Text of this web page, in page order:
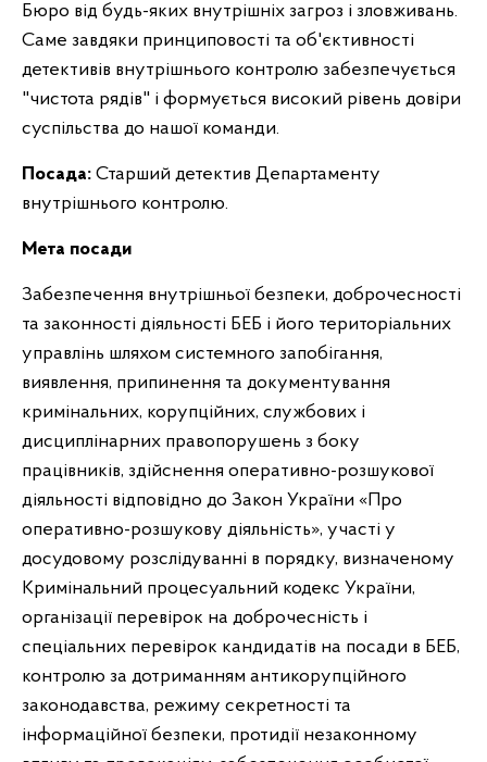
Бюро від будь-яких внутрішніх загроз і зловживань.
Саме завдяки принциповості та об'єктивності
детективів внутрішнього контролю забезпечується
"чистота рядів" і формується високий рівень довіри
суспільства до нашої команди.
Посада: Старший детектив Департаменту
внутрішнього контролю.
Мета посади
Забезпечення внутрішньої безпеки, доброчесності
та законності діяльності БЕБ і його територіальних
управлінь шляхом системного запобігання,
виявлення, припинення та документування
кримінальних, корупційних, службових і
дисциплінарних правопорушень з боку
працівників, здійснення оперативно-розшукової
діяльності відповідно до Закон України «Про
оперативно-розшукову діяльність», участі у
досудовому розслідуванні в порядку, визначеному
Кримінальний процесуальний кодекс України,
організації перевірок на доброчесність і
спеціальних перевірок кандидатів на посади в БЕБ,
контролю за дотриманням антикорупційного
законодавства, режиму секретності та
інформаційної безпеки, протидії незаконному